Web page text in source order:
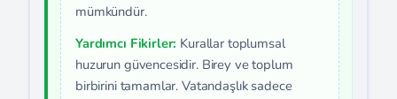
mümkündür.
Yardımcı Fikirler: Kurallar toplumsal
huzurun güvencesidir. Birey ve toplum
birbirini tamamlar. Vatandaşlık sadece